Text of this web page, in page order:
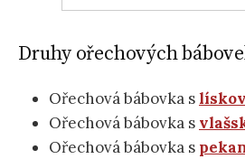
Druhy ořechových
Ořechová bábovka s
Ořechová bábovka s
Ořechová bábovka s